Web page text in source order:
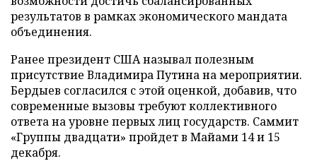
результатов в рамках экономического мандата
объединения.
Ранее президент США называл полезным
присутствие Владимира Путина на мероприятии.
Бердыев согласился с этой оценкой, добавив, что
современные вызовы требуют коллективного
ответа на уровне первых лиц государств. Саммит
«Группы двадцати» пройдет в Майами 14 и 15
декабря.